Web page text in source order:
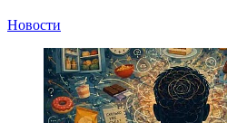
Новости